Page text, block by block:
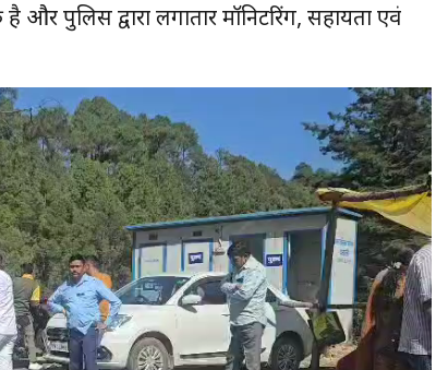
और पुलिस द्वारा लगातार मॉनिटरिंग, सहायता एवं